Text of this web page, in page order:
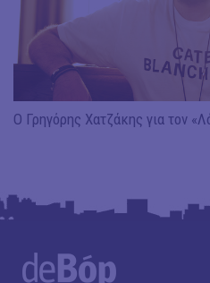
Ο Γρηγόρης Χατζάκης για τον